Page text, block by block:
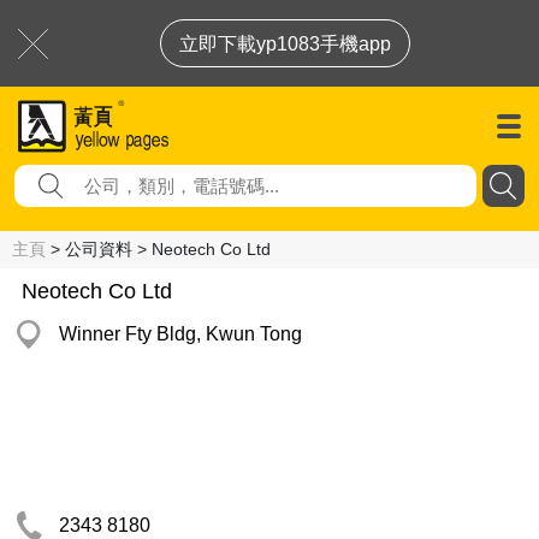
立即下載yp1083手機app
主頁 > 公司資料 > Neotech Co Ltd
Neotech Co Ltd
Winner Fty Bldg, Kwun Tong
2343 8180